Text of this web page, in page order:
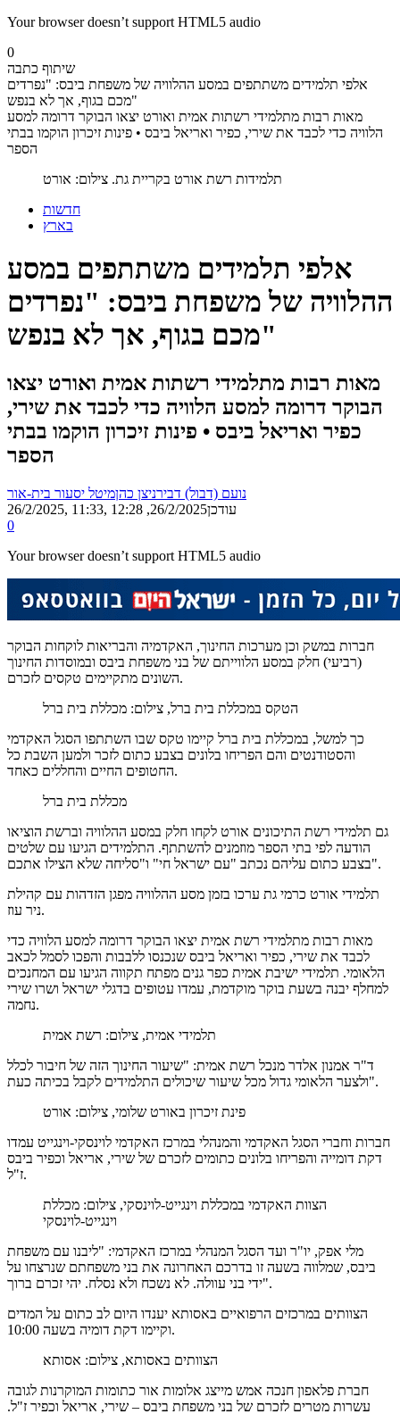
Your browser doesn’t support HTML5 audio
0
שיתוף כתבה
אלפי תלמידים משתתפים במסע ההלוויה של משפחת ביבס: "נפרדים
מכם בגוף, אך לא בנפש"
מאות רבות מתלמידי רשתות אמית ואורט יצאו הבוקר דרומה למסע
הלוויה כדי לכבד את שירי, כפיר ואריאל ביבס • פינות זיכרון הוקמו בבתי
הספר
תלמידות רשת אורט בקריית גת. צילום: אורט
חדשות
בארץ
אלפי תלמידים משתתפים במסע
ההלוויה של משפחת ביבס: "נפרדים
מכם בגוף, אך לא בנפש"
מאות רבות מתלמידי רשתות אמית ואורט יצאו
הבוקר דרומה למסע הלוויה כדי לכבד את שירי,
כפיר ואריאל ביבס • פינות זיכרון הוקמו בבתי
הספר
נועם (דבול) דבירניצן כהןמיטל יסעור בית-אור
26/2/2025, 11:33
, עודכן26/2/2025, 12:28
0
Your browser doesn’t support HTML5 audio
חברות במשק וכן מערכות החינוך, האקדמיה והבריאות לוקחות הבוקר
(רביעי) חלק במסע הלווייתם של בני משפחת ביבס ובמוסדות החינוך
השונים מתקיימים טקסים לזכרם.
הטקס במכללת בית ברל, צילום: מכללת בית ברל
כך למשל, במכללת בית ברל קיימו טקס שבו השתתפו הסגל האקדמי
והסטודנטים והם הפריחו בלונים בצבע כתום לזכר ולמען השבת כל
החטופים החיים והחללים כאחד.
מכללת בית ברל
גם תלמידי רשת התיכונים אורט לקחו חלק במסע ההלוויה וברשת הוציאו
הודעה לפי בתי הספר מוזמנים להשתתף. התלמידים הגיעו עם שלטים
בצבע כתום עליהם נכתב "עם ישראל חי" ו"סליחה שלא הצילו אתכם".
תלמידי אורט כרמי גת ערכו בזמן מסע ההלוויה מפגן הזדהות עם קהילת
ניר עוז.
מאות רבות מתלמידי רשת אמית יצאו הבוקר דרומה למסע הלוויה כדי
לכבד את שירי, כפיר ואריאל ביבס שנכנסו ללבבות והפכו לסמל לכאב
הלאומי. תלמידי ישיבת אמית כפר גנים מפתח תקווה הגיעו עם המחנכים
למחלף יבנה בשעת בוקר מוקדמת, עמדו עטופים בדגלי ישראל ושרו שירי
נחמה.
תלמידי אמית, צילום: רשת אמית
ד"ר אמנון אלדר מנכל רשת אמית: "שיעור החינוך הזה של חיבור לכלל
ולצער הלאומי גדול מכל שיעור שיכולים התלמידים לקבל בכיתה כעת".
פינת זיכרון באורט שלומי, צילום: אורט
חברות וחברי הסגל האקדמי והמנהלי במרכז האקדמי לוינסקי-וינגייט עמדו
דקת דומייה והפריחו בלונים כתומים לזכרם של שירי, אריאל וכפיר ביבס
ז"ל.
הצוות האקדמי במכללת וינגייט-לוינסקי, צילום: מכללת
וינגייט-לוינסקי
מלי אפק, יו"ר ועד הסגל המנהלי במרכז האקדמי: "ליבנו עם משפחת
ביבס, שמלווה בשעה זו בדרכם האחרונה את בני משפחתם שנרצחו על
ידי בני עוולה. לא נשכח ולא נסלח. יהי זכרם ברוך".
הצוותים במרכזים הרפואיים באסותא יענדו היום לב כתום על המדים
וקיימו דקת דומיה בשעה 10:00.
הצוותים באסותא, צילום: אסותא
חברת פלאפון חנכה אמש מייצג אלומות אור כתומות המוקרנות לגובה
עשרות מטרים לזכרם של בני משפחת ביבס – שירי, אריאל וכפיר ז"ל.